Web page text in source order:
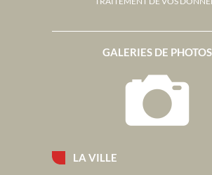
LA VILLE
GALERIES DE PHOTOS